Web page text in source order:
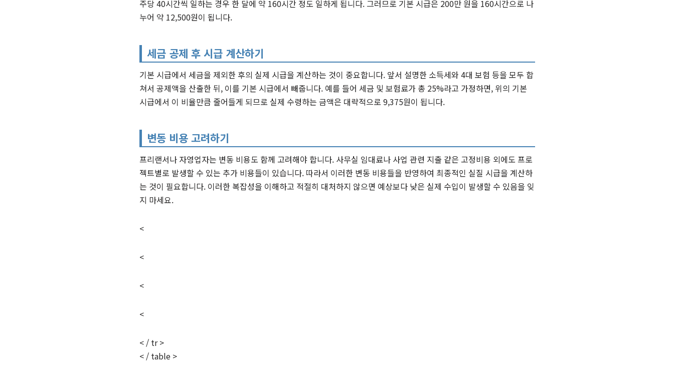
주당 40시간씩 일하는 경우 한 달에 약 160시간 정도 일하게 됩니다. 그러므로 기본 시급은 200만 원을 160시간으로 나
누어 약 12,500원이 됩니다.
세금 공제 후 시급 계산하기
기본 시급에서 세금을 제외한 후의 실제 시급을 계산하는 것이 중요합니다. 앞서 설명한 소득세와 4대 보험 등을 모두 합
쳐서 공제액을 산출한 뒤, 이를 기본 시급에서 빼줍니다. 예를 들어 세금 및 보험료가 총 25%라고 가정하면, 위의 기본
시급에서 이 비율만큼 줄어들게 되므로 실제 수령하는 금액은 대략적으로 9,375원이 됩니다.
변동 비용 고려하기
프리랜서나 자영업자는 변동 비용도 함께 고려해야 합니다. 사무실 임대료나 사업 관련 지출 같은 고정비용 외에도 프로
젝트별로 발생할 수 있는 추가 비용들이 있습니다. 따라서 이러한 변동 비용들을 반영하여 최종적인 실질 시급을 계산하
는 것이 필요합니다. 이러한 복잡성을 이해하고 적절히 대처하지 않으면 예상보다 낮은 실제 수입이 발생할 수 있음을 잊
지 마세요.
<
<
<
<
< / tr >
< / table >